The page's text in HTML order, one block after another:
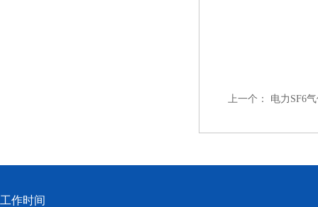
上一个： 电力SF6
工作时间